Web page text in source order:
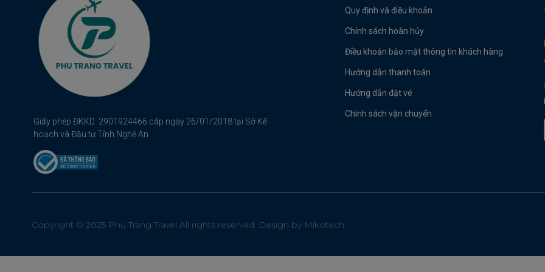
Giấy phép ĐKKD: 2901924466 cấp ngày 26/01/2018 tại Sở Kế
hoạch và Đầu tư Tỉnh Nghệ An
Quy định và điều khoản
Chính sách hoàn hủy
Điều khoản bảo mật thông tin khách hàng
Hướng dẫn thanh toán
Hướng dẫn đặt vé
Chính sách vận chuyển
Copyright © 2025 Phu Trang Travel All rights reserved. Design by Mikotech